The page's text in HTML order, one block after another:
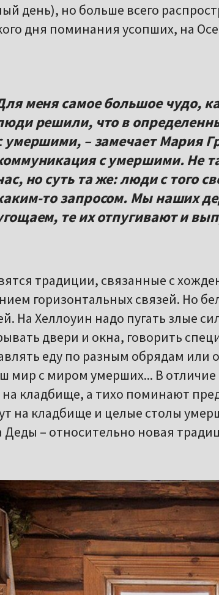
день), но больше всего
дня поминания усопших, на
меня самое большое чудо,
решили, что в
умершими, – замечает Мария
с умершими. Не
но суть та же: люди с того
то запросом. Мы наших
те их отпугивают и
традиции, связанные с
горизонтальных связей. Но
На Хеллоуин надо пугать злые
двери и окна, говорить
еду по разным обрядам или
мир с миром умерших... В
на кладбище, а тихо поминают
на кладбище и целые столы
Деды – относительно новая